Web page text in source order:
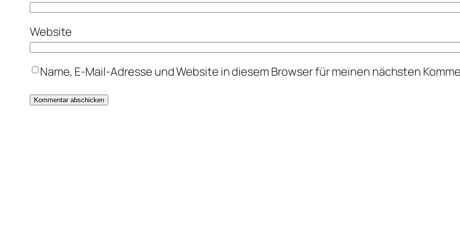
Website
Name, E-Mail-Adresse und Website in diesem Browser für meinen nächsten